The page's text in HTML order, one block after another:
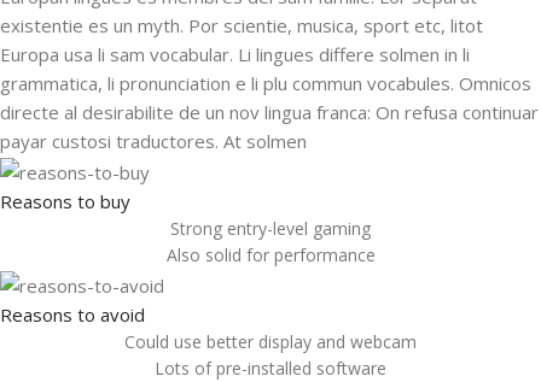
existentie es un myth. Por scientie, musica, sport etc, litot
Europa usa li sam vocabular. Li lingues differe solmen in li
grammatica, li pronunciation e li plu commun vocabules. Omnicos
directe al desirabilite de un nov lingua franca: On refusa continuar
payar custosi traductores. At solmen
Reasons to buy
Strong entry-level gaming
Also solid for performance
Reasons to avoid
Could use better display and webcam
Lots of pre-installed software